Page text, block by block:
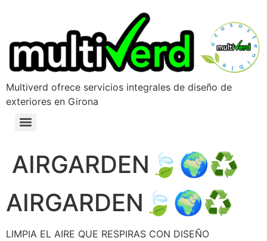
Multiverd ofrece servicios integrales de diseño de
exteriores en Girona
AIRGARDEN🍃🌍♻️
AIRGARDEN🍃🌍♻️
LIMPIA EL AIRE QUE RESPIRAS CON DISEÑO